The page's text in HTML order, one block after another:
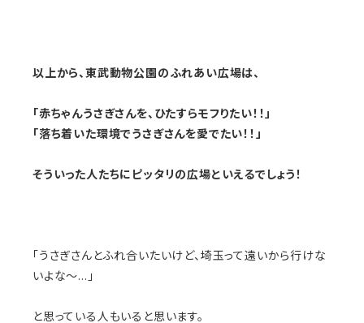
以上から、東武動物公園のふれあい広場は、
「赤ちゃんうさぎさんを、ひたすらモフりたい！！」
「落ち着いた環境でうさぎさんを愛でたい！！」
そういった人たちにピッタリの広場といえるでしょう！
「うさぎさんとふれ合いたいけど、埼玉って遠いから行けな
いよな～…」
と思っている人もいると思います。